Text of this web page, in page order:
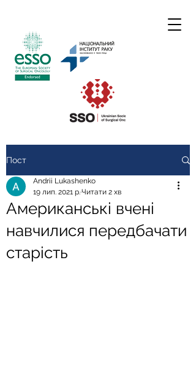
Пост
Американські вчені
навчилися передбачати
старість
Andrii Lukashenko
19 лип. 2021 р.Читати 2 хв